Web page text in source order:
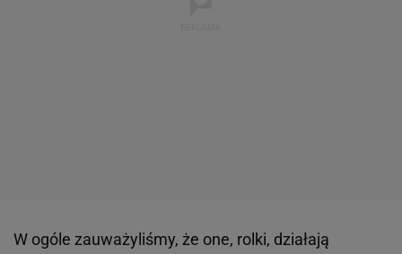
W ogóle zauważyliśmy, że one, rolki, działają